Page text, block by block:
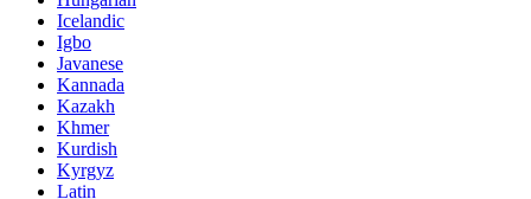
Icelandic
Igbo
Javanese
Kannada
Kazakh
Khmer
Kurdish
Kyrgyz
Latin